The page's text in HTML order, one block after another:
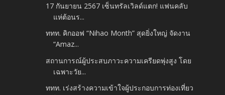
17 กันยายน 2567 เซ็นทรัลเวิลด์แตก! แฟนคลับ
แห่ต้อนร...
ททท. คิกออฟ “Nihao Month” สุดยิ่งใหญ่ จัดงาน
“Amaz...
สถานการณ์ผู้ประสบภาวะความเครียดพุ่งสูง โดย
เฉพาะวัย...
ททท. เร่งสร้างความเข้าใจผู้ประกอบการท่องเที่ยว